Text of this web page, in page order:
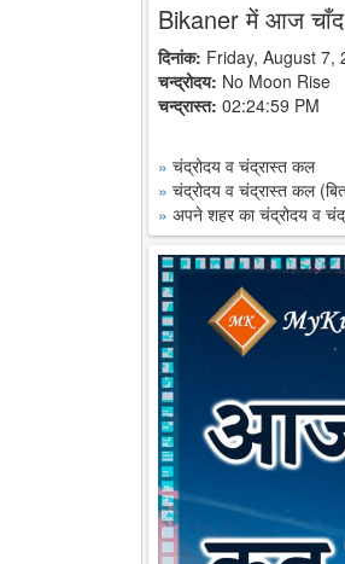
Bikaner में आज
दिनांक: Friday, August 7,
चन्द्रोदय: No Moon Rise
चन्द्रास्त: 02:24:59 PM
» चंद्रोदय व चंद्रास्त कल
» चंद्रोदय व चंद्रास्त कल
» अपने शहर का चंद्रोदय व